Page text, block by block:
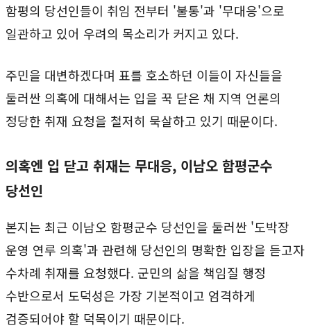
함평의 당선인들이 취임 전부터 '불통'과 '무대응'으로
일관하고 있어 우려의 목소리가 커지고 있다.
주민을 대변하겠다며 표를 호소하던 이들이 자신들을
둘러싼 의혹에 대해서는 입을 꾹 닫은 채 지역 언론의
정당한 취재 요청을 철저히 묵살하고 있기 때문이다.
의혹엔 입 닫고 취재는 무대응, 이남오 함평군수
당선인
본지는 최근 이남오 함평군수 당선인을 둘러싼 '도박장
운영 연루 의혹'과 관련해 당선인의 명확한 입장을 듣고자
수차례 취재를 요청했다. 군민의 삶을 책임질 행정
수반으로서 도덕성은 가장 기본적이고 엄격하게
검증되어야 할 덕목이기 때문이다.